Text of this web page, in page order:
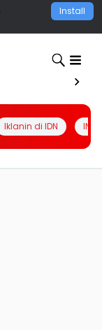
Install
Iklanin di IDN